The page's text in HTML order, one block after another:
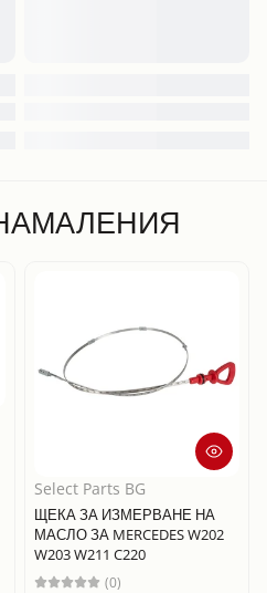
Select Parts BG
ЩЕКА ЗА ИЗМЕРВАНЕ НА
МАСЛО ЗА MERCEDES W202
W203 W211 C220
(0)